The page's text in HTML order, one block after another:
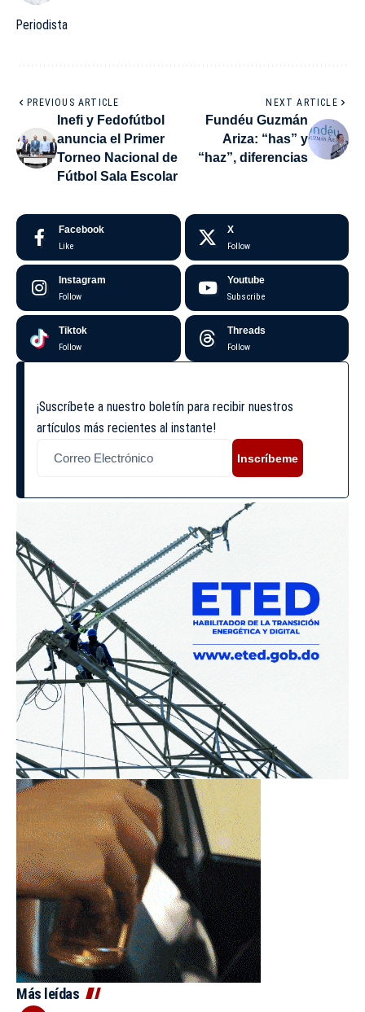
Periodista
PREVIOUS ARTICLE
Inefi y Fedofútbol
anuncia el Primer
Torneo Nacional de
Fútbol Sala Escolar
NEXT ARTICLE
Fundéu Guzmán
Ariza: “has” y
“haz”, diferencias
Facebook
Like
X
Follow
Instagram
Follow
Youtube
Subscribe
Tiktok
Follow
Threads
Follow
¡Suscríbete a nuestro boletín para recibir nuestros
artículos más recientes al instante!
Inscríbeme
Más leídas